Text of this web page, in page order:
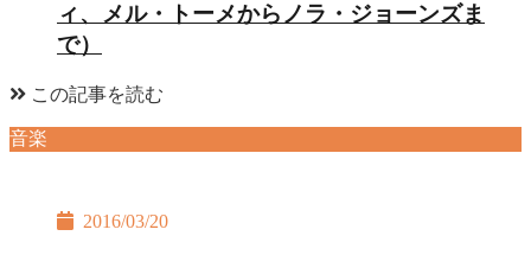
ィ、メル・トーメからノラ・ジョーンズま
で）
この記事を読む
音楽
2016/03/20